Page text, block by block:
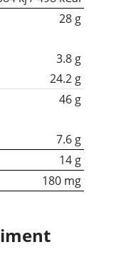
28 g
3.8 g
24.2 g
46 g
7.6 g
14 g
180 mg